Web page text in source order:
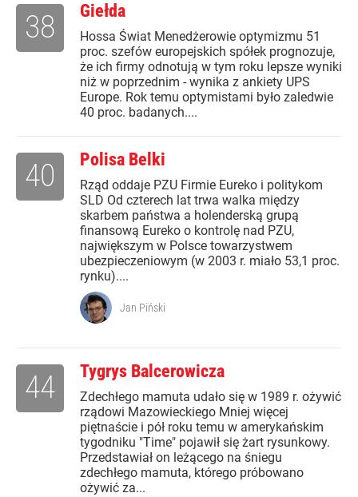
Giełda
Hossa Świat Menedżerowie optymizmu 51
proc. szefów europejskich spółek prognozuje,
że ich firmy odnotują w tym roku lepsze wyniki
niż w poprzednim - wynika z ankiety UPS
Europe. Rok temu optymistami było zaledwie
40 proc. badanych....
38
Polisa Belki
Rząd oddaje PZU Firmie Eureko i politykom
SLD Od czterech lat trwa walka między
skarbem państwa a holenderską grupą
finansową Eureko o kontrolę nad PZU,
największym w Polsce towarzystwem
ubezpieczeniowym (w 2003 r. miało 53,1 proc.
rynku)....
40
Jan Piński
Tygrys Balcerowicza
Zdechłego mamuta udało się w 1989 r. ożywić
rządowi Mazowieckiego Mniej więcej
piętnaście i pół roku temu w amerykańskim
tygodniku "Time" pojawił się żart rysunkowy.
Przedstawiał on leżącego na śniegu
zdechłego mamuta, którego próbowano
ożywić za...
44